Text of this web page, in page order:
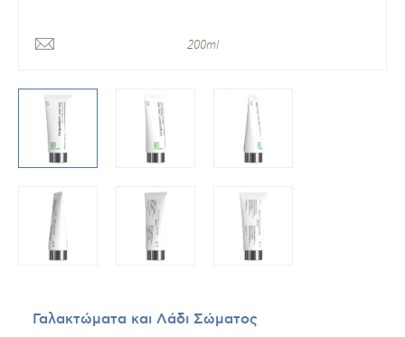
200ml
Γαλακτώματα και Λάδι Σώματος